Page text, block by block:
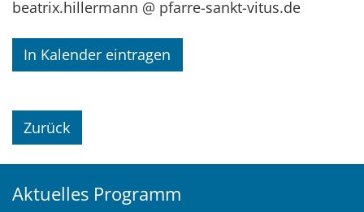
beatrix.hillermann @ pfarre-sankt-vitus.de
In Kalender eintragen
Zurück
Aktuelles Programm